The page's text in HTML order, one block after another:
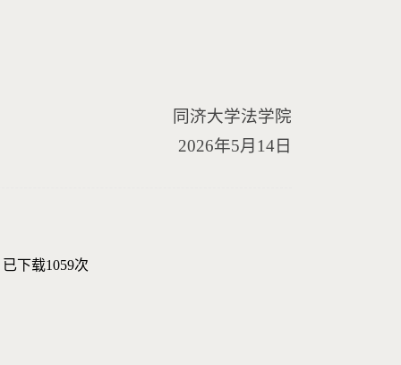
同济大学法学院
2026年5月14日
已下载1059次